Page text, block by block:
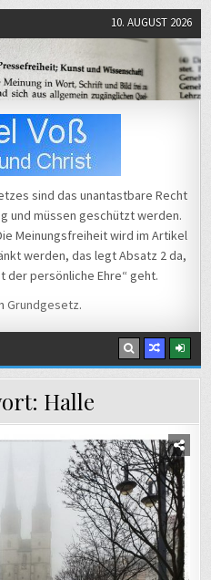
10. AUGUST 2026
sind das unantastbare Recht
und müssen geschützt werden.
Meinungsfreiheit wird im Artikel
werden, das legt Absatz 2 da,
der persönliche Ehre“ geht.
Grundgesetz.
Halle